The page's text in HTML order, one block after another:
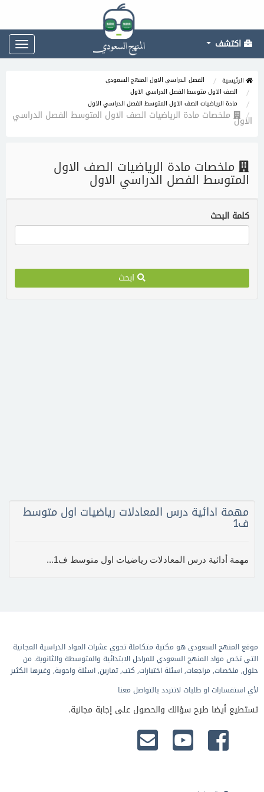
اكتشف
الرئيسية
الفصل الدراسي الاول المنهج السعودي
الصف الاول متوسط الفصل الدراسي الاول
مادة الرياضيات الصف الاول المتوسط الفصل الدراسي الاول
ملخصات مادة الرياضيات الصف الاول المتوسط الفصل الدراسي الاول
ملخصات مادة الرياضيات الصف الاول
المتوسط الفصل الدراسي الاول
كلمة البحث
ابحث
مهمة أدائية درس المعادلات رياضيات اول متوسط
ف1
مهمة أدائية درس المعادلات رياضيات اول متوسط ف1...
موقع المنهج السعودي هو مكتبة متكاملة تحوي عشرات المواد الدراسية المجانية
التي تخص مواد المنهج السعودي للمراحل الابتدائية والمتوسطة والثانوية. من
حلول, ملخصات, مراجعات, اسئلة اختبارات, كتب, تمارين, اسئلة واجوبة, وغيرها الكثير
لأي استفسارات او طلبات لاتتردد بالتواصل معنا
تستطيع أيضا طرح سؤالك والحصول على إجابة مجانية.